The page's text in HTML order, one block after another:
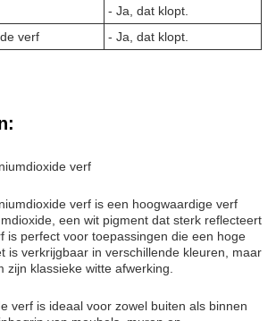
- Ja, dat klopt.
verf
- Ja, dat klopt.
verf
verf is een hoogwaardige verf
een wit pigment dat sterk reflecteert
is perfect voor toepassingen die een hoge
is verkrijgbaar in verschillende kleuren, maar
zijn klassieke witte afwerking.
verf is ideaal voor zowel buiten als binnen